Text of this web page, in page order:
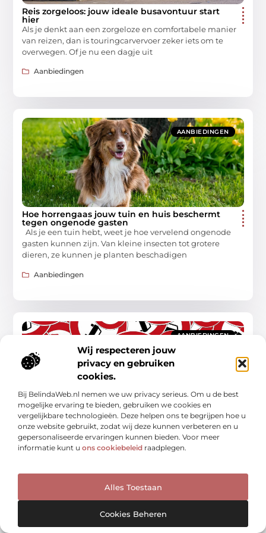
Wij respecteren jouw
privacy en gebruiken
cookies.
Bij BelindaWeb.nl nemen we uw privacy serieus. Om u de best
mogelijke ervaring te bieden, gebruiken we cookies en
vergelijkbare technologieën. Deze helpen ons te begrijpen hoe u
onze website gebruikt, zodat wij deze kunnen verbeteren en u
gepersonaliseerde ervaringen kunnen bieden. Voor meer
informatie kunt u ons cookiebeleid raadplegen.
Alles Toestaan
Cookies Beheren
Reis zorgeloos: jouw ideale busavontuur start
hier
Als je denkt aan een zorgeloze en comfortabele manier
van reizen, dan is touringcarvervoer zeker iets om te
overwegen. Of je nu een dagje uit
Aanbiedingen
AANBIEDINGEN
Hoe horrengaas jouw tuin en huis beschermt
tegen ongenode gasten
Als je een tuin hebt, weet je hoe vervelend ongenode
gasten kunnen zijn. Van kleine insecten tot grotere
dieren, ze kunnen je planten beschadigen
Aanbiedingen
AANBIEDINGEN
De psychologie achter verkeersborden: hoe ze
ons gedrag beïnvloeden
Verkeersborden zijn overal om ons heen, maar heb je je
ooit afgevraagd hoe ze ons gedrag beïnvloeden? Laten